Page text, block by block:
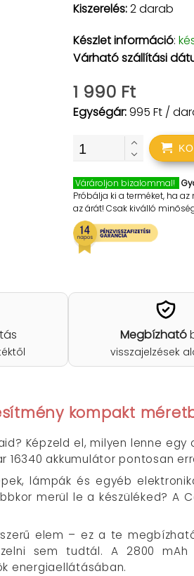
Kiszerelés:2 darab
Készlet információ:
Várható szállítási
1 990 Ft
Egységár:995 Ft /
Várároljon bizalommal!
Próbálja ki a terméket, ha
az árát! Csak kiválló
Megbízható
visszajelzések
kompakt
Képzeld el, milyen lenne
akkumulátor pontosan
lámpák és egyéb
merül le a készüléked? A
elem – ez a te
sem tudtál. A 2800
energiaellátásában.